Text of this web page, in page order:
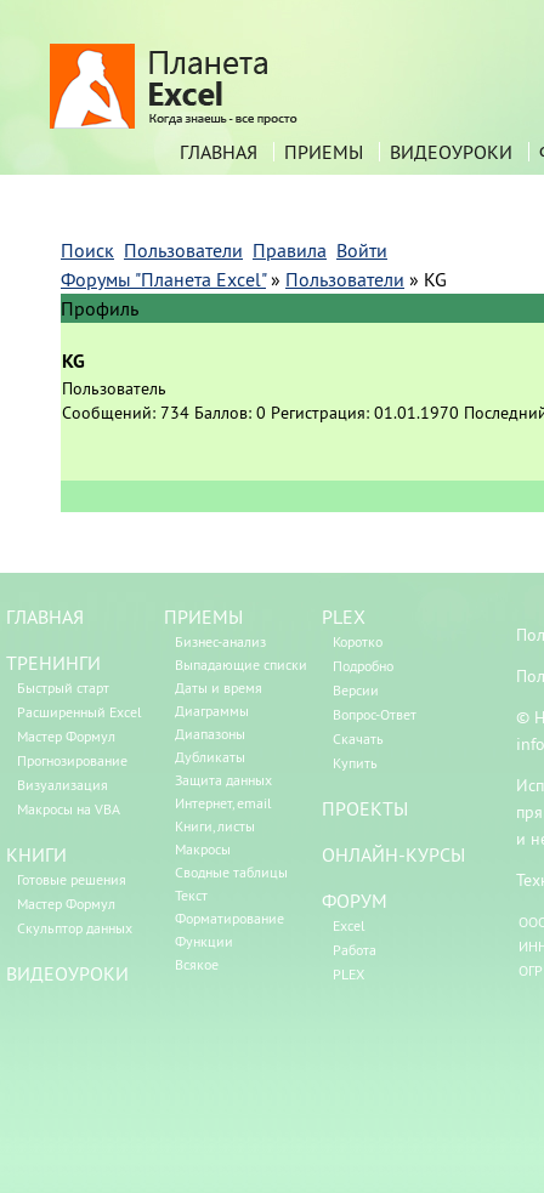
ГЛАВНАЯ ПРИЕМЫ ВИДЕОУРОКИ
Поиск Пользователи Правила Войти
Форумы "Планета Excel" » Пользователи » KG
Профиль
KG
Пользователь
Сообщений: 734 Баллов: 0 Регистрация: 01.01.1970
ГЛАВНАЯ
ТРЕНИНГИ
Быстрый старт
Расширенный Excel
Мастер Формул
Прогнозирование
Визуализация
Макросы на VBA
КНИГИ
Готовые решения
Мастер Формул
Скульптор данных
ВИДЕОУРОКИ
ПРИЕМЫ
Бизнес-анализ
Выпадающие списки
Даты и время
Диаграммы
Диапазоны
Дубликаты
Защита данных
Интернет, email
Книги, листы
Макросы
Сводные таблицы
Текст
Форматирование
Функции
Всякое
PLEX
Коротко
Подробно
Версии
Вопрос-Ответ
Скачать
Купить
ПРОЕКТЫ
ОНЛАЙН-КУРСЫ
ФОРУМ
Excel
Работа
PLEX
©
и